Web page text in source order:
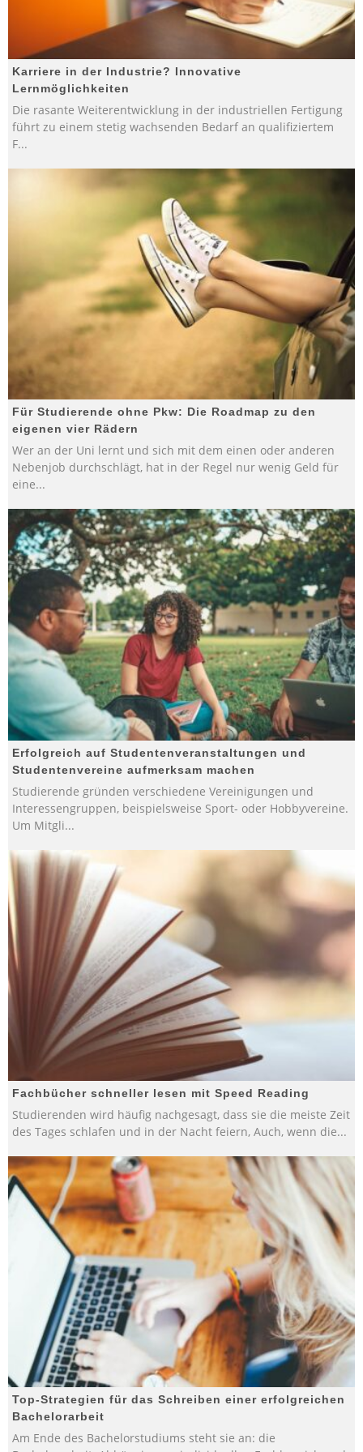
Karriere in der Industrie? Innovative
Lernmöglichkeiten
Die rasante Weiterentwicklung in der industriellen Fertigung
führt zu einem stetig wachsenden Bedarf an qualifiziertem
F...
Für Studierende ohne Pkw: Die Roadmap zu den
eigenen vier Rädern
Wer an der Uni lernt und sich mit dem einen oder anderen
Nebenjob durchschlägt, hat in der Regel nur wenig Geld für
eine...
Erfolgreich auf Studentenveranstaltungen und
Studentenvereine aufmerksam machen
Studierende gründen verschiedene Vereinigungen und
Interessengruppen, beispielsweise Sport- oder Hobbyvereine.
Um Mitgli...
Fachbücher schneller lesen mit Speed Reading
Studierenden wird häufig nachgesagt, dass sie die meiste Zeit
des Tages schlafen und in der Nacht feiern, Auch, wenn die...
Top-Strategien für das Schreiben einer erfolgreichen
Bachelorarbeit
Am Ende des Bachelorstudiums steht sie an: die